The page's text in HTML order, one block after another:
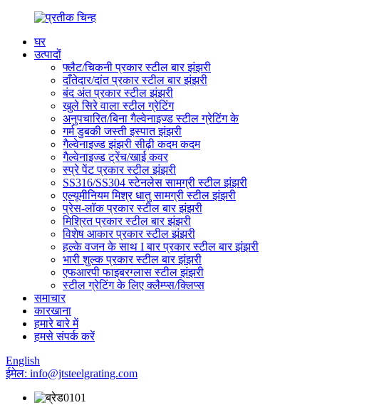
घर
उत्पादों
फ्लैट/चिकनी प्रकार स्टील बार झंझरी
दाँतेदार/दांत प्रकार स्टील बार झंझरी
बंद अंत प्रकार स्टील झंझरी
खुले सिरे वाला स्टील ग्रेटिंग
अनुपचारित/बिना गैल्वेनाइज्ड स्टील ग्रेटिंग के
गर्म डुबकी जस्ती इस्पात झंझरी
गैल्वेनाइज्ड झंझरी सीढ़ी कदम कदम
गैल्वेनाइज्ड ट्रेंच/खाई कवर
स्प्रे पेंट प्रकार स्टील झंझरी
SS316/SS304 स्टेनलेस सामग्री स्टील झंझरी
एल्यूमीनियम मिश्र धातु सामग्री स्टील झंझरी
प्रेस-लॉक प्रकार स्टील बार झंझरी
मिश्रित प्रकार स्टील बार झंझरी
विशेष आकार प्रकार स्टील झंझरी
हल्के वजन के साथ I बार प्रकार स्टील बार झंझरी
भारी शुल्क प्रकार स्टील बार झंझरी
एफआरपी फाइबरग्लास स्टील झंझरी
स्टील ग्रेटिंग के लिए क्लैम्प्स/क्लिप्स
समाचार
कारखाना
हमारे बारे में
हमसे संपर्क करें
English
ईमेल: info@jtsteelgrating.com